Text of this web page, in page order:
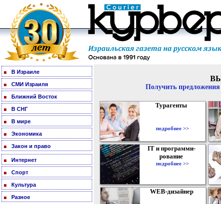
В Израиле
СМИ Израиля
Ближний Восток
В СНГ
В мире
Экономика
Закон и право
Интернет
Спорт
Культура
Разное
Получить
Турагенты
подробнее >>
IT и программи-
рование
подробнее >>
WEB-дизайнер